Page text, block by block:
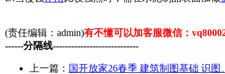
(责任编辑：admin)有不懂可以加客服微信：
------分隔线----------------------------
上一篇： 国开放家26春季 建筑制图基础 识图